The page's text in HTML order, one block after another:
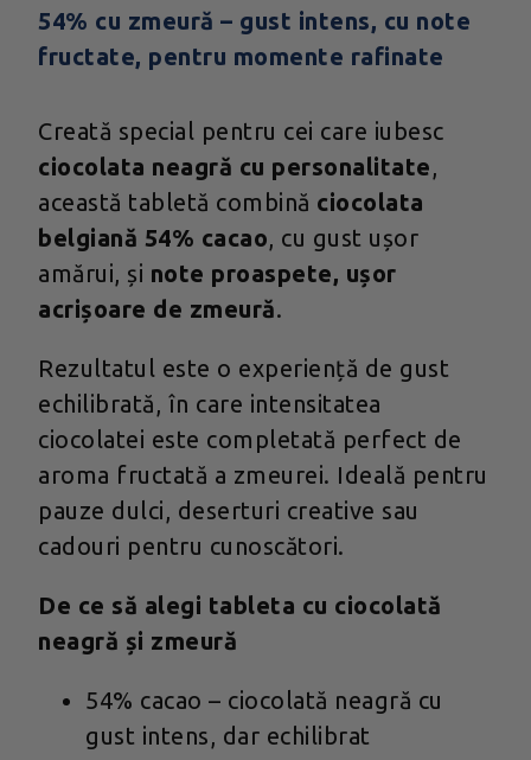
54% cu zmeură – gust intens, cu note
fructate, pentru momente rafinate
Creată special pentru cei care iubesc
ciocolata neagră cu personalitate,
această tabletă combină ciocolata
belgiană 54% cacao, cu gust ușor
amărui, și note proaspete, ușor
acrișoare de zmeură.
Rezultatul este o experiență de gust
echilibrată, în care intensitatea
ciocolatei este completată perfect de
aroma fructată a zmeurei. Ideală pentru
pauze dulci, deserturi creative sau
cadouri pentru cunoscători.
De ce să alegi tableta cu ciocolată
neagră și zmeură
54% cacao – ciocolată neagră cu
gust intens, dar echilibrat